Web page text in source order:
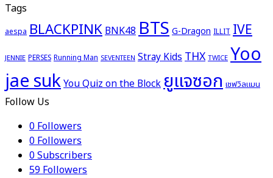
Tags
aespa BLACKPINK BNK48 BTSG-Dragon ILLIT IVE
JENNIE PERSES Running Man SEVENTEEN Stray Kids THX TWICE Yoo
jae sukYou Quiz on the Blockยูแจซอก เชฟวิลแมน
Follow Us
0 Followers
0 Followers
0Subscribers
59 Followers